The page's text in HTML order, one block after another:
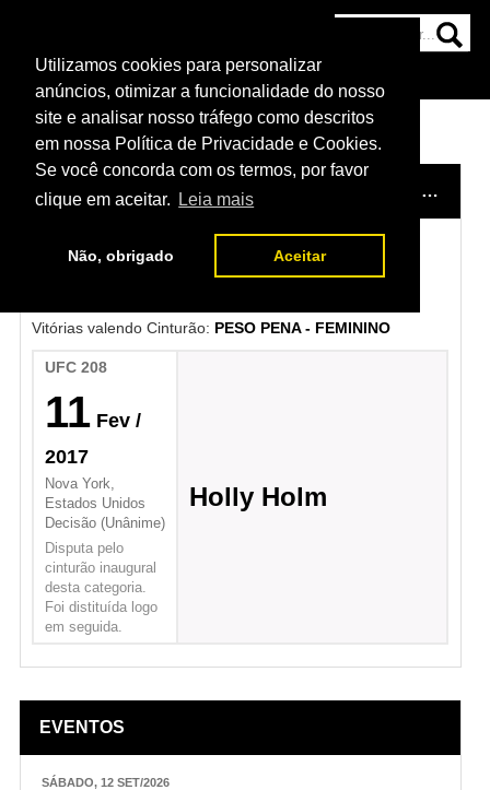
Utilizamos cookies para personalizar
anúncios, otimizar a funcionalidade do nosso
site e analisar nosso tráfego como descritos
em nossa Política de Privacidade e Cookies.
Se você concorda com os termos, por favor
clique em aceitar.
Leia mais
Não, obrigado Aceitar
NOTÍCIAS
HOME CAMPEÃES DO UFC
Germaine de Randamie
Vitórias valendo Cinturão: PESO PENA - FEMININO
UFC 208
11 Fev/
2017
Nova York,
Estados Unidos
Decisão (Unânime)
Disputa pelo
cinturão inaugural
desta categoria.
Foi distituída logo
em seguida.
Holly Holm
EVENTOS
SÁBADO, 12 SET/2026